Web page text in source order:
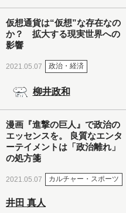
仮想通貨は“仮想”な存在なの
か？ 拡大する現実世界への
影響
2021.05.07 政治・経済
柳井政和
漫画『進撃の巨人』で政治の
エッセンスを。 良質なエンタ
ーテイメントは「政治離れ」
の処方箋
2021.05.07 カルチャー・スポーツ
井田 真人